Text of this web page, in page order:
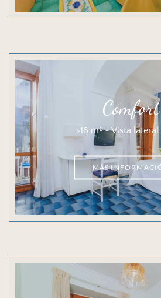
Comfort
>18 m² ~ Vista
MÁS